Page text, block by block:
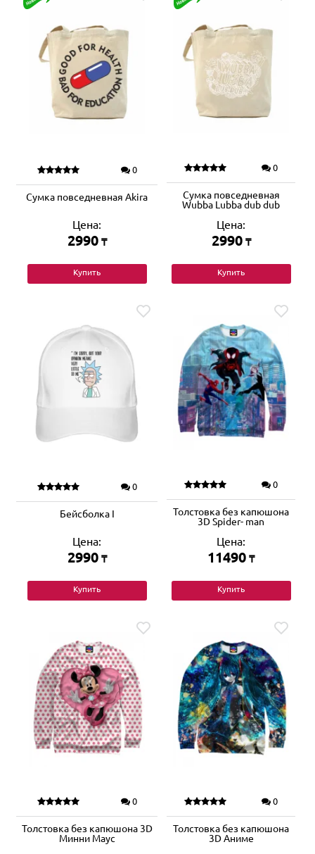
0
Сумка повседневная Akira
Цена:
2990 ₸
Купить
0
Сумка повседневная
Wubba Lubba dub dub
Цена:
2990 ₸
Купить
0
Бейсболка I
Цена:
2990 ₸
Купить
0
Толстовка без капюшона
3D Spider- man
Цена:
11490 ₸
Купить
0
Толстовка без капюшона 3D
Минни Маус
0
Толстовка без капюшона
3D Аниме